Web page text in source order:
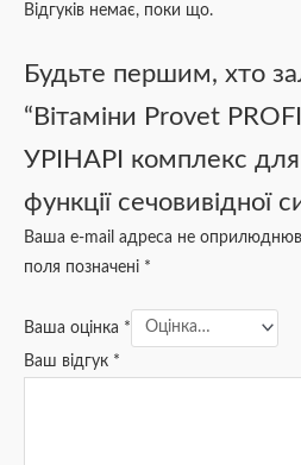
Відгуків немає, поки що.
Будьте першим, хто
“Вітаміни Provet
УРІНАРІ комплекс
функції сечовивідної
Ваша e-mail адреса не
поля позначені *
Ваша оцінка *
Ваш відгук *